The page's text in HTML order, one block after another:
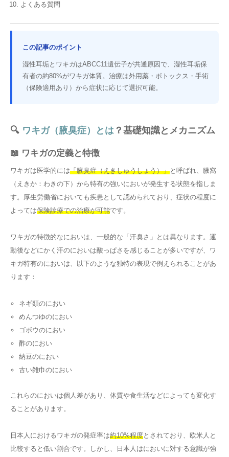
よくある質問
この記事のポイント
湿性耳垢とワキガはABCC11遺伝子が共通原因で、湿性耳垢保
有者の約80%がワキガ体質。治療は外用薬・ボトックス・手術
（保険適用あり）から症状に応じて選択可能。
🔍 ワキガ（腋臭症）とは ？基礎知識とメカニズム
📖 ワキガの定義と特徴
ワキガは医学的には「腋臭症（えきしゅうしょう）」と呼ばれ、腋窩
（えきか：わきの下）から特有の強いにおいが発生する状態を指しま
す。厚生労働省においても疾患として認められており、症状の程度に
よっては保険診療での治療が可能です。
ワキガの特徴的なにおいは、一般的な「汗臭さ」とは異なります。運
動後などにかく汗のにおいは酸っぱさを感じることが多いですが、ワ
キガ特有のにおいは、以下のような独特の表現で例えられることがあ
ります：
ネギ類のにおい
めんつゆのにおい
ゴボウのにおい
酢のにおい
納豆のにおい
古い雑巾のにおい
これらのにおいは個人差があり、体質や食生活などによっても変化す
ることがあります。
日本人におけるワキガの発症率は約10%程度とされており、欧米人と
比較すると低い割合です。しかし、日本人はにおいに対する意識が強